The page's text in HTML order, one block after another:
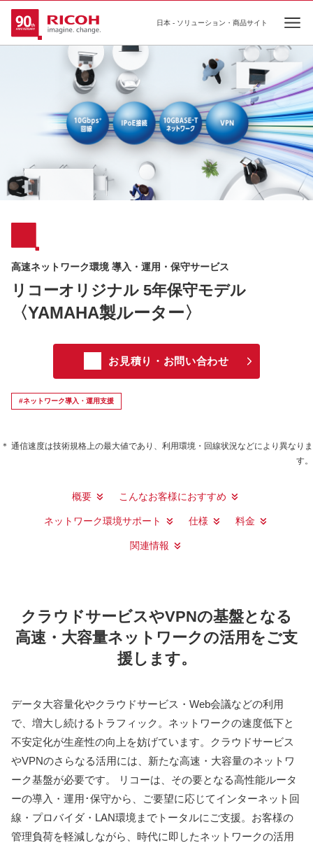
日本 - ソリューション・商品サイト
高速ネットワーク環境 導⼊・運⽤・保守サービス
リコーオリジナル 5年保守モデル
〈YAMAHA製ルーター〉
お見積り・お問い合わせ
#ネットワーク導入・運用支援
＊ 通信速度は技術規格上の最大値であり、利用環境・回線状況などにより異なりま
す。
概要 こんなお客様におすすめ
ネットワーク環境サポート 仕様 料金
関連情報
クラウドサービスやVPNの基盤となる
⾼速・⼤容量ネットワークの活⽤をご⽀
援します。
データ大容量化やクラウドサービス・Web会議などの利用
で、増大し続けるトラフィック。ネットワークの速度低下と
不安定化が生産性の向上を妨げています。クラウドサービス
やVPNのさらなる活用には、新たな高速・大容量のネットワ
ーク基盤が必要です。 リコーは、その要となる高性能ルータ
ーの導入・運用･保守から、ご要望に応じてインターネット回
線・プロバイダ・LAN環境までトータルにご支援。お客様の
管理負荷を軽減しながら、時代に即したネットワークの活用